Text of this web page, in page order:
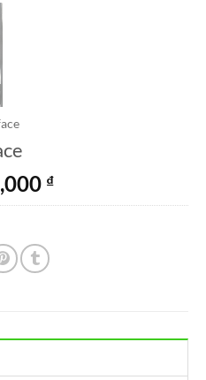
₫.
₫Giá
hiện